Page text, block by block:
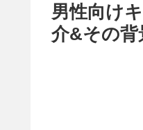
男性向け
介&その